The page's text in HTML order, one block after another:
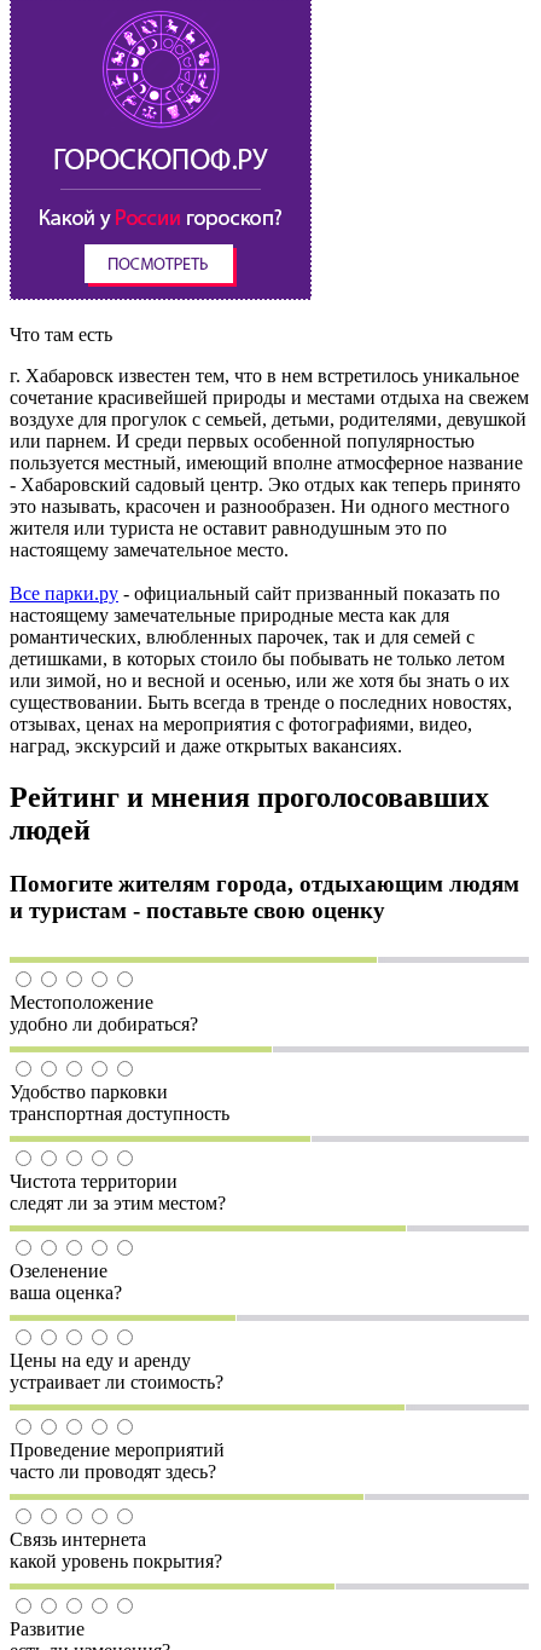
Что там есть
г. Хабаровск известен тем, что в нем встретилось уникальное
сочетание красивейшей природы и местами отдыха на свежем
воздухе для прогулок с семьей, детьми, родителями, девушкой
или парнем. И среди первых особенной популярностью
пользуется местный, имеющий вполне атмосферное название
- Хабаровский садовый центр. Эко отдых как теперь принято
это называть, красочен и разнообразен. Ни одного местного
жителя или туриста не оставит равнодушным это по
настоящему замечательное место.
Все парки.ру - официальный сайт призванный показать по
настоящему замечательные природные места как для
романтических, влюбленных парочек, так и для семей с
детишками, в которых стоило бы побывать не только летом
или зимой, но и весной и осенью, или же хотя бы знать о их
существовании. Быть всегда в тренде о последних новостях,
отзывах, ценах на мероприятия с фотографиями, видео,
наград, экскурсий и даже открытых вакансиях.
Рейтинг и мнения проголосовавших
людей
Помогите жителям города, отдыхающим людям
и туристам - поставьте свою оценку
Местоположение
удобно ли добираться?
Удобство парковки
транспортная доступность
Чистота территории
следят ли за этим местом?
Озеленение
ваша оценка?
Цены на еду и аренду
устраивает ли стоимость?
Проведение мероприятий
часто ли проводят здесь?
Связь интернета
какой уровень покрытия?
Развитие